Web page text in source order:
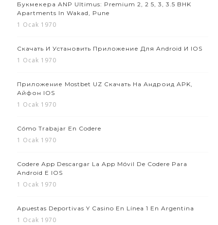
Букмекера ANP Ultimus: Premium 2, 2 5, 3, 3.5 BHK
Apartments In Wakad, Pune
1 Ocak 1970
Скачать И Установить Приложение Для Android И IOS
1 Ocak 1970
Приложение Mostbet UZ Скачать На Андроид APK,
Айфон IOS
1 Ocak 1970
Cómo Trabajar En Codere
1 Ocak 1970
Codere App Descargar La App Móvil De Codere Para
Android E IOS
1 Ocak 1970
Apuestas Deportivas Y Casino En Línea 1 En Argentina
1 Ocak 1970